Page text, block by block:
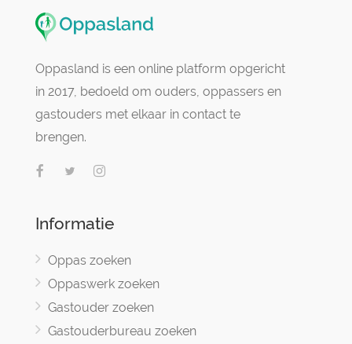
Oppasland is een online platform opgericht
in 2017, bedoeld om ouders, oppassers en
gastouders met elkaar in contact te
brengen.
Informatie
Oppas zoeken
Oppaswerk zoeken
Gastouder zoeken
Gastouderbureau zoeken